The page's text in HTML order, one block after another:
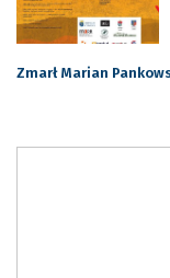
Zmarł Marian